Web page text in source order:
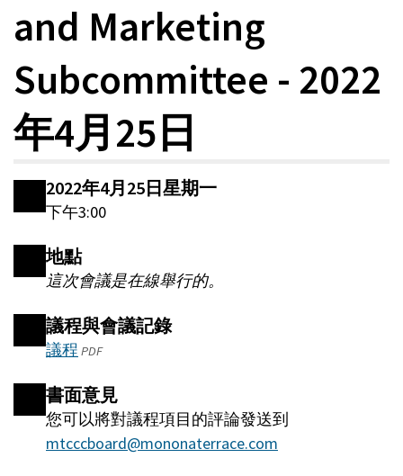
and Marketing
Subcommittee - 2022
年4月25日
2022年4月25日星期一
下午3:00
地點
這次會議是在線舉行的。
議程與會議記錄
議程(將
一
個
新
PDF
書面意見
您可以將對議程項目的評論發送到
mtcccboard@mononaterrace.com